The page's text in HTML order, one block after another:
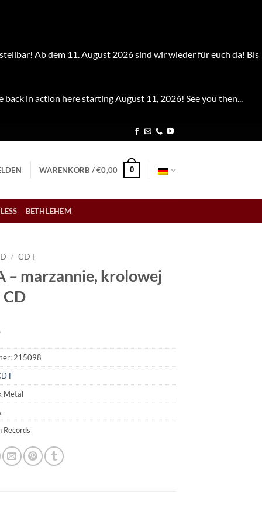
Ab dem 11. August 2026 sind wir wieder für euch da! Bis
in action here starting August 11, 2026! See you then...
WARENKORB /€0,00 0
BETHLEHEM
/ CD F
– marzannie, krolowej
215098
F
Metal
Records